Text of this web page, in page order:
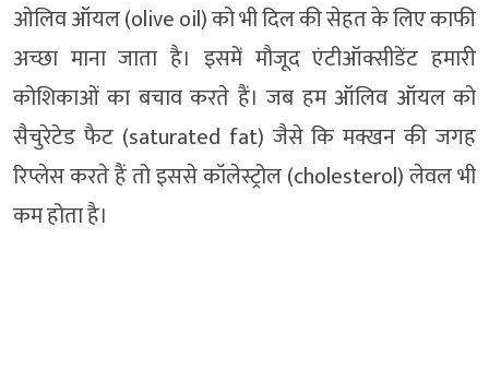
ओलिव ऑयल (olive oil) को भी दिल की सेहत के लिए काफी
अच्छा माना जाता है। इसमें मौजूद एंटीऑक्सीडेंट हमारी
कोशिकाओं का बचाव करते हैं। जब हम ऑलिव ऑयल को
सैचुरेटेड फैट (saturated fat) जैसे कि मक्खन की जगह
रिप्लेस करते हैं तो इससे कॉलेस्ट्रोल (cholesterol) लेवल भी
कम होता है।